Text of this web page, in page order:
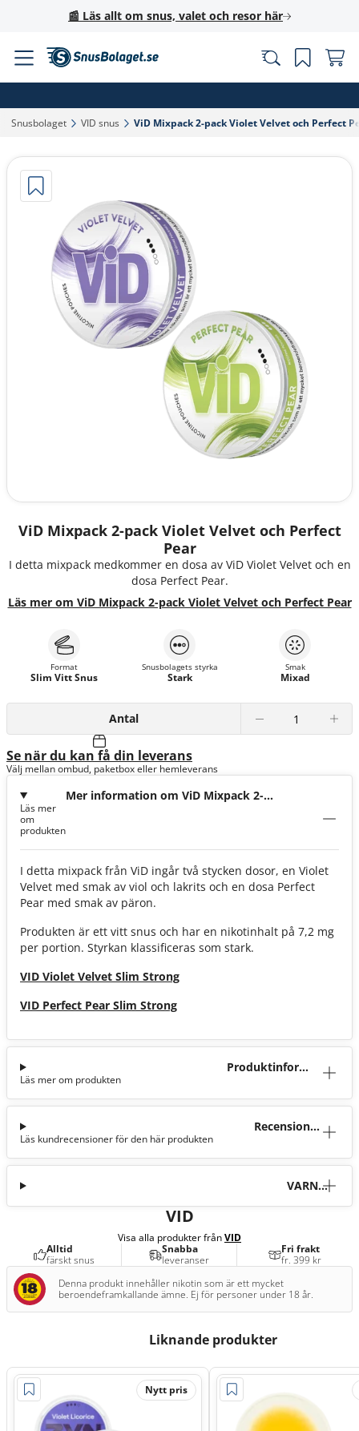
📰 Läs allt om snus, valet och resor här
Snusbolaget‎ VID snus‎ ViD Mixpack 2-pack Violet Velvet och Perfect
ViD Mixpack 2-pack Violet Velvet och Perfect
Pear
I detta mixpack medkommer en dosa av ViD Violet Velvet och en
dosa Perfect Pear.
Läs mer om ViD Mixpack 2-pack Violet Velvet och Perfect Pear
Format
Slim Vitt Snus
Snusbolagets styrka
Stark
Smak
Mixad
Antal
Se när du kan få din leverans
Välj mellan ombud, paketbox eller hemleverans
Mer information om ViD Mixpack 2-
Läs mer
om
produkten
I detta mixpack från ViD ingår två stycken dosor, en Violet
Velvet med smak av viol och lakrits och en dosa Perfect
Pear med smak av päron.
Produkten är ett vitt snus och har en nikotinhalt på 7,2 mg
per portion. Styrkan klassificeras som stark.
VID Violet Velvet Slim Strong
VID Perfect Pear Slim Strong
Produktinforma
Läs mer om produkten
Recensioner
Läs kundrecensioner för den här produkten
VARNI
VID
Visa alla produkter frånVID
Alltid
färskt snus
Snabba
leveranser
Fri frakt
fr. 399 kr
Denna produkt innehåller nikotin som är ett mycket
beroendeframkallande ämne. Ej för personer under 18 år.
Liknande produkter
Nytt pris